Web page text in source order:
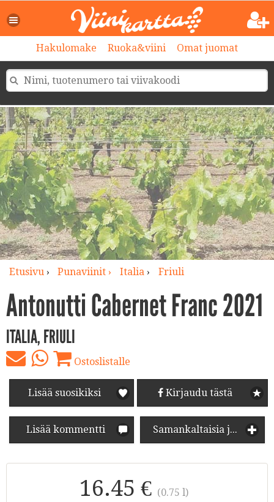
Hakulomake Ruoka&viini Omat juomat
Etusivu› Punaviinit › Italia› Friuli
Antonutti Cabernet Franc 2021
ITALIA, FRIULI
Ostoslistalle
Lisää suosikiksi Kirjaudu tästä
Lisää kommentti Samankaltaisia juomia
16.45 € (0.75 l)